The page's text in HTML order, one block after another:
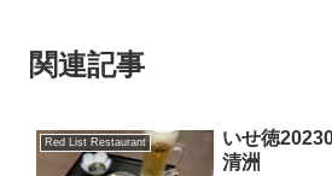
関連記事
Red List Restaurant
いせ徳
清洲